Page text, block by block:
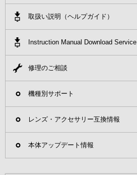
取扱い説明（ヘルプガイド）
Instruction Manual Download Service
修理のご相談
機種別サポート
レンズ・アクセサリー互換情報
本体アップデート情報